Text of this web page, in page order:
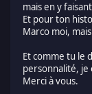
mais en y
Et pour ton
Marco moi,
Et comme tu le
personnalité, je
Merci à vous.